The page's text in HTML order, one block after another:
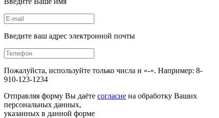
Введите ваш адрес электронной почты
Пожалуйста, используйте только числа и «-». Например: 8-
910-123-1234
Отправляя форму Вы даёте согласие на обработку Ваших
персональных данных,
указанных в данной форме